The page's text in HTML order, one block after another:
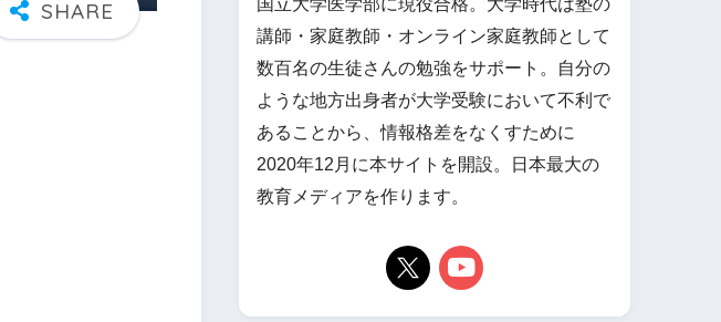
講師・家庭教師・オンライン家庭教師として
数百名の生徒さんの勉強をサポート。自分の
ような地方出身者が大学受験において不利で
あることから、情報格差をなくすために
2020年12月に本サイトを開設。日本最大の
教育メディアを作ります。